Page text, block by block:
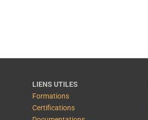
LIENS UTILES
Formations
Certifications